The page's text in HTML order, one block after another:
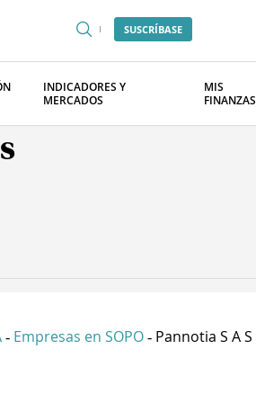
SUSCRÍBASE
INDICADORES Y
MERCADOS
MIS
FINANZAS
- Empresas en SOPO - Pannotia S A S